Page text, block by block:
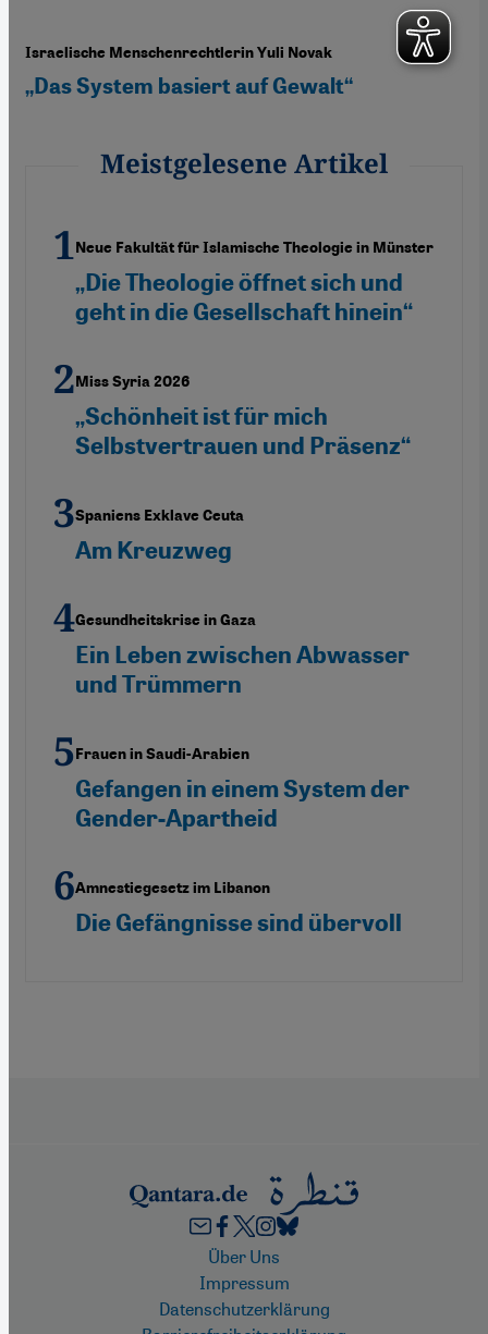
Israelische Menschenrechtlerin Yuli Novak
„Das System basiert auf Gewalt“
Meistgelesene Artikel
Neue Fakultät für Islamische Theologie in Münster
„Die Theologie öffnet sich und
geht in die Gesellschaft hinein“
Miss Syria 2026
„Schönheit ist für mich
Selbstvertrauen und Präsenz“
Spaniens Exklave Ceuta
Am Kreuzweg
Gesundheitskrise in Gaza
Ein Leben zwischen Abwasser
und Trümmern
Frauen in Saudi-Arabien
Gefangen in einem System der
Gender-Apartheid
Amnestiegesetz im Libanon
Die Gefängnisse sind übervoll
FooterÜber Uns
Impressum
Datenschutzerklärung